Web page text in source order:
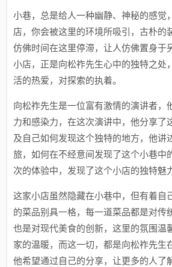
小巷，总是给人一种幽静、神秘的感觉
店，你会被这里的环境所吸引，古朴的
仿佛时间在这里停滞，让人仿佛置身于
小店，正是向松祚先生心中的独特之处
活的热爱，对探索的执着。
向松祚先生是一位富有激情的演讲者，
力和感染力，在这次演讲中，他分享了
及自己如何发现这个独特的地方，他讲
旅，如何在不经意间发现了这个小巷中
次的体验中，发现了这个小店的独特魅
这家小店虽然隐藏在小巷中，但有着自
的菜品别具一格，每一道菜品都是对传
也是对现代美食的创新，这里的氛围温
家的温暖，而这一切，都是向松祚先生
他希望通过自己的分享，让更多的人了